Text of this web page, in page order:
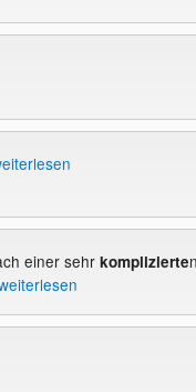
einer sehrkomplizierte